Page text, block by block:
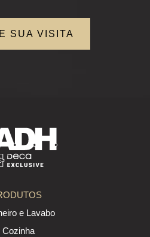
SUA VISITA
e Lavabo
Cozinha